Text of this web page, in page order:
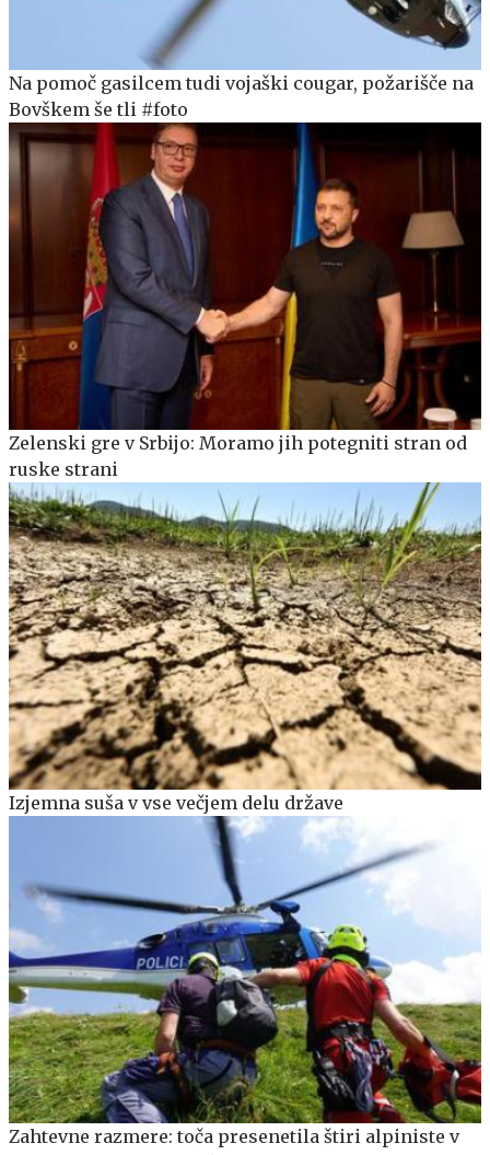
Na pomoč gasilcem tudi vojaški cougar, požarišče na
Bovškem še tli #foto
Zelenski gre v Srbijo: Moramo jih potegniti stran od
ruske strani
Izjemna suša v vse večjem delu države
Zahtevne razmere: toča presenetila štiri alpiniste v